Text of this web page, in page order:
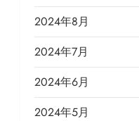
2024年8月
2024年7月
2024年6月
2024年5月